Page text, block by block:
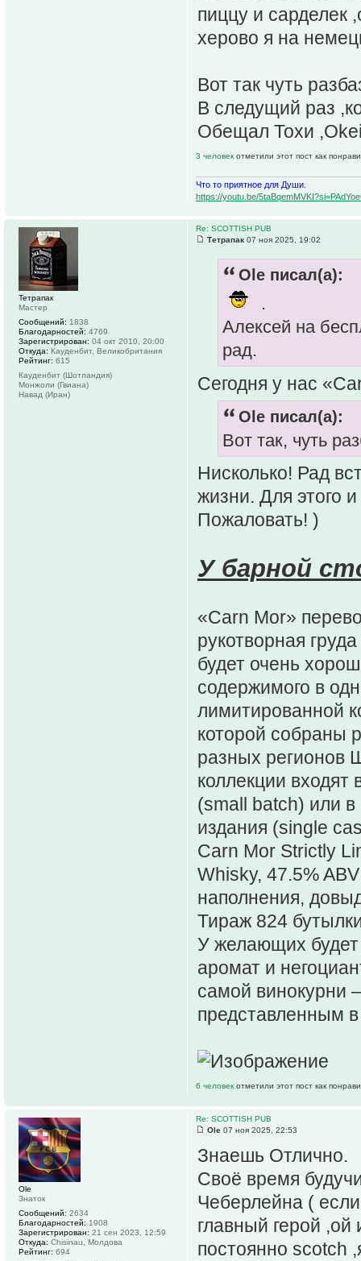
пиццу и сарделек
херово я на
Вот так чуть
В следущий раз
Обещал Тохи
3 человек отметили этот пост как
Что то приятное для Души.
https://youtu.be/
Re: SCOTTISH PUB
Тетрапак 07 ноя 2025, 19:02
Ole писал(а):
.
Алексей на
рад.
Сегодня у нас
Ole писал(а):
Вот так, чуть
Нисколько! Рад
жизни. Для этого
Пожаловать! )
У барной
«Carn Mor»
рукотворная
будет очень
содержимого в
лимитированной
которой собраны
разных регионов
коллекции
(small batch) или
издания (single
Carn Mor Strictly
Whisky, 47.5%
наполнения,
Тираж 824
У желающих будет
аромат и
самой винокурни
представленным
6 человек отметили этот пост как
Тетрапак
Мастер
Сообщений: 1838
Благодарностей: 4769
Зарегистрирован: 04 окт 2010, 20:00
Откуда: Кауденбит, Великобритания
Рейтинг: 615
Кауденбит (Шотландия)
Монжоли (Гвиана)
Навад (Иран)
Re: SCOTTISH PUB
Ole 07 ноя 2025, 22:53
Знаешь Отлично.
Своё время
Чеберлейна (
главный герой
постоянно scotch
Ole
Знаток
Сообщений: 2634
Благодарностей: 1908
Зарегистрирован: 21 сен 2023, 12:59
Откуда: Chisinau, Молдова
Рейтинг: 694